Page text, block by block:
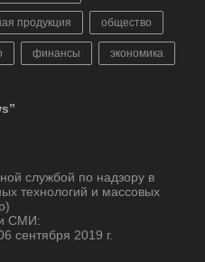
продукция общество
финансы экономика
службой по надзору в
технологий и массовых
СМИ:
сентября 2019 г.